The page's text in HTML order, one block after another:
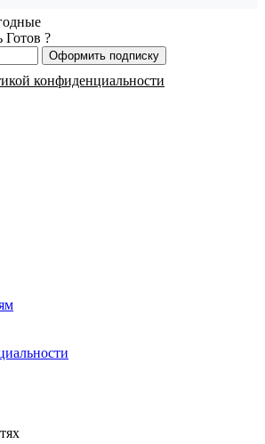
Готов ?
Оформить подписку
конфиденциальности